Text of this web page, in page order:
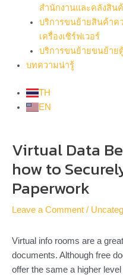
สำนักงานและคลังสิน
บริการขนย้ายสินค้าค
เครื่องเซิร์ฟเวอร์
บริการขนย้ายขนย้าย
บทความน่ารู้
TH
EN
Virtual Data
how to
Paperwork
Leave a Comment /
Virtual info rooms are a
documents. Although free
offer the same a higher
navigation